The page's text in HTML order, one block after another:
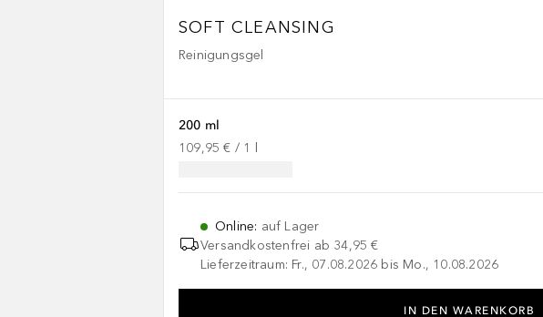
SOFT CLEANSING
Reinigungsgel
200 ml
109,95 € / 1
Online: auf Lager
Versandkostenfrei ab 34,95 €
Lieferzeitraum: Fr., 07.08.2026 bis Mo., 10.08.2026
IN DEN WARENKORB